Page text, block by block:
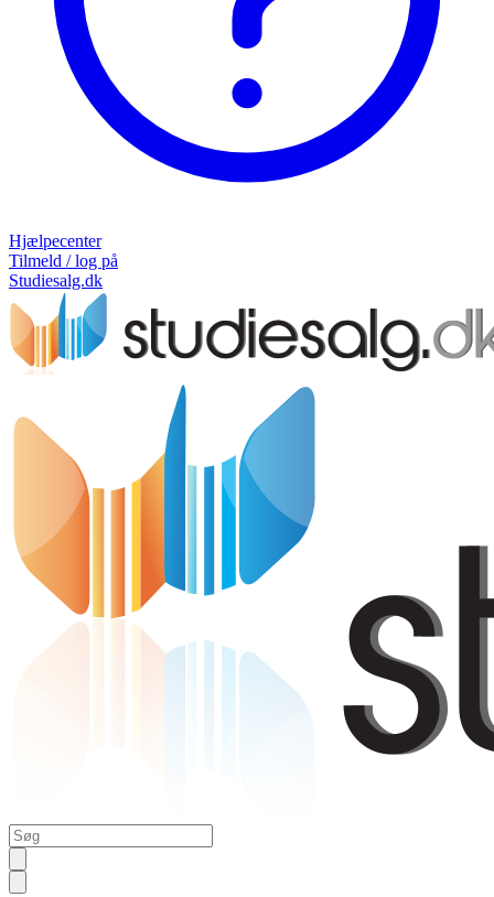
Hjælpecenter
Tilmeld / log på
Studiesalg.dk